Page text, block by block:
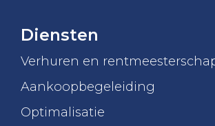
Diensten
Verhuren en
Aankoopbegeleiding
Optimalisatie